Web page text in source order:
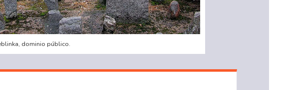
dominio público.